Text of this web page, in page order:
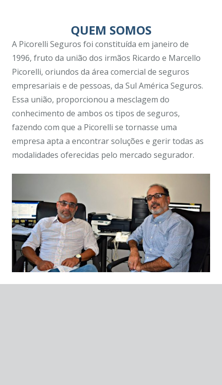
QUEM SOMOS
A Picorelli Seguros foi constituída em janeiro de
1996, fruto da união dos irmãos Ricardo e Marcello
Picorelli, oriundos da área comercial de seguros
empresariais e de pessoas, da Sul América Seguros.
Essa união, proporcionou a mesclagem do
conhecimento de ambos os tipos de seguros,
fazendo com que a Picorelli se tornasse uma
empresa apta a encontrar soluções e gerir todas as
modalidades oferecidas pelo mercado segurador.